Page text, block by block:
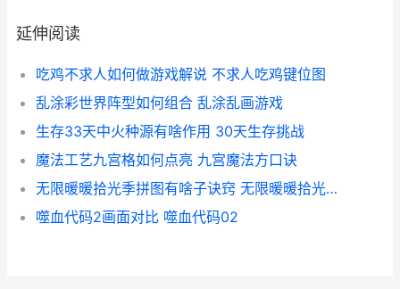
延伸阅读
吃鸡不求人如何做游戏解说 不求人吃鸡键位图
乱涂彩世界阵型如何组合 乱涂乱画游戏
生存33天中火种源有啥作用 30天生存挑战
魔法工艺九宫格如何点亮 九宫魔法方口诀
无限暖暖拾光季拼图有啥子诀窍 无限暖暖拾光季活动
噬血代码2画面对比 噬血代码02